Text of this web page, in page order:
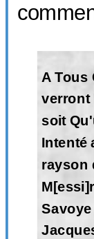
A Tous
verront
soit
Intenté
rayson